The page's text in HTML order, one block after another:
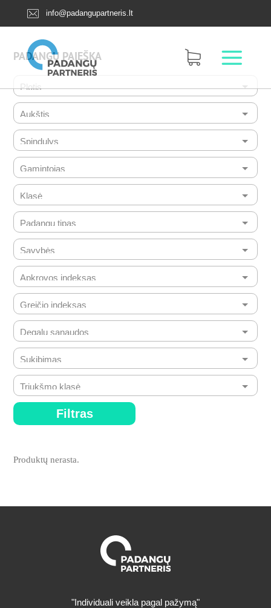
info@padangupartneris.lt
PADANGŲ PAIEŠKA
Filtras
Produktų nerasta.
"Individuali veikla pagal pažymą"